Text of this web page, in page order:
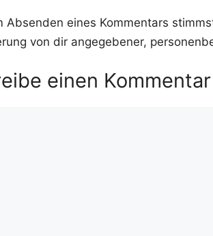
Absenden eines Kommentars
von dir angegebener,
einen Kommentar